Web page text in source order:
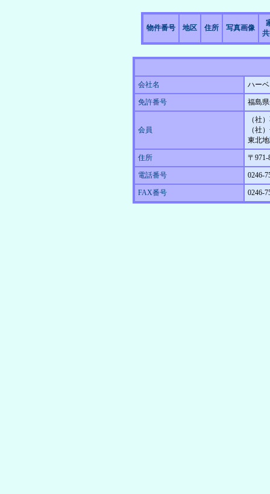
物件番号 地区 住所 写真画像
会社名 ハー
免許番号 福島
会員
（社
（社
東北
住所 〒
電話番号 0246-
FAX番号 0246-